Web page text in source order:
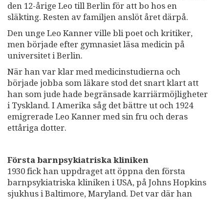
den 12-årige Leo till Berlin för att bo hos en
släkting. Resten av familjen anslöt året därpå.
Den unge Leo Kanner ville bli poet och kritiker,
men började efter gymnasiet läsa medicin på
universitet i Berlin.
När han var klar med medicinstudierna och
började jobba som läkare stod det snart klart att
han som jude hade begränsade karriärmöjligheter
i Tyskland. I Amerika såg det bättre ut och 1924
emigrerade Leo Kanner med sin fru och deras
ettåriga dotter.
Första barnpsykiatriska kliniken
1930 fick han uppdraget att öppna den första
barnpsykiatriska kliniken i USA, på Johns Hopkins
sjukhus i Baltimore, Maryland. Det var där han